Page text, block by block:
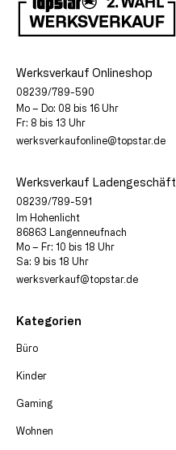
Werksverkauf Onlineshop
08239/789-590
Mo – Do: 08 bis 16 Uhr
Fr: 8 bis 13 Uhr
werksverkaufonline@topstar.de
Werksverkauf Ladengeschäft
08239/789-591
Im Hohenlicht
86863 Langenneufnach
Mo – Fr: 10 bis 18 Uhr
Sa: 9 bis 18 Uhr
werksverkauf@topstar.de
Kategorien
Büro
Kinder
Gaming
Wohnen